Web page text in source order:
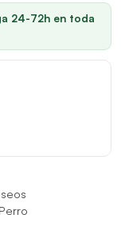
24-72h en toda